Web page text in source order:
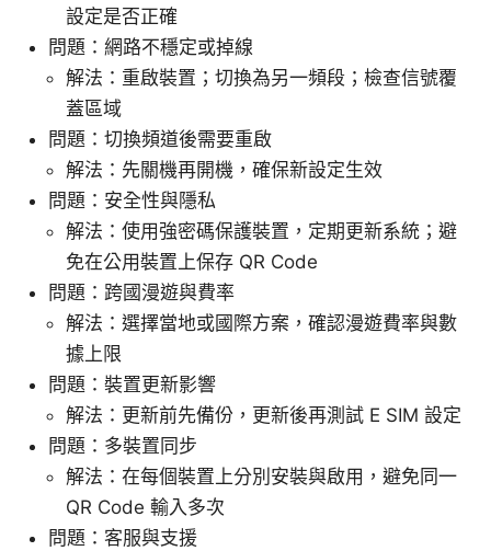
設定是否正確
問題：網路不穩定或掉線
解法：重啟裝置；切換為另一頻段；檢查信號覆
蓋區域
問題：切換頻道後需要重啟
解法：先關機再開機，確保新設定生效
問題：安全性與隱私
解法：使用強密碼保護裝置，定期更新系統；避
免在公用裝置上保存 QR Code
問題：跨國漫遊與費率
解法：選擇當地或國際方案，確認漫遊費率與數
據上限
問題：裝置更新影響
解法：更新前先備份，更新後再測試 E SIM 設定
問題：多裝置同步
解法：在每個裝置上分別安裝與啟用，避免同一
QR Code 輸入多次
問題：客服與支援